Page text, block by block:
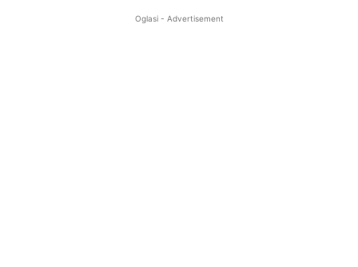
Oglasi - Advertisement